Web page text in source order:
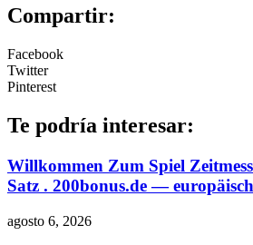
Compartir:
Facebook
Twitter
Pinterest
Te podría interesar:
Willkommen Zum Spiel
Satz . 200bonus.de —
agosto 6, 2026